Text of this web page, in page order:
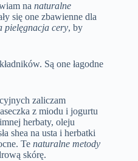
na naturalne
się one zbawienne dla
pielęgnacja cery, by
Są one łagodne
zaliczam
z miodu i jogurtu
herbaty, oleju
shea na usta i herbatki
Te naturalne metody
skórę.